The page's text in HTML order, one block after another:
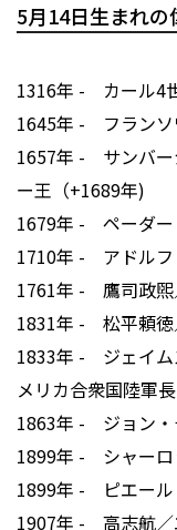
5月14日生まれの
1316年 - カール4
1645年 - フランソ
1657年 - サンバー
ー王（+1689年)
1679年 - ペーダー
1710年 - アドルフ
1761年 - 鷹司政煕
1831年 - 松平頼徳
1833年 - ジェイム
メリカ合衆国陸軍
1863年 - ジョン・
1899年 - シャーロ
1899年 - ピエール
1907年 - 高志航／